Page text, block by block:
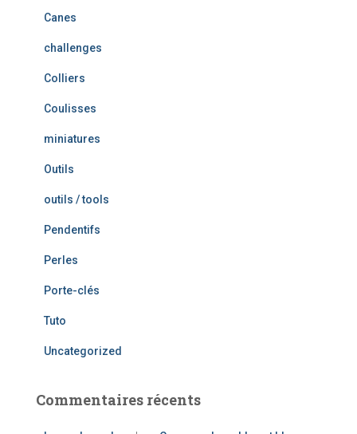
Canes
challenges
Colliers
Coulisses
miniatures
Outils
outils / tools
Pendentifs
Perles
Porte-clés
Tuto
Uncategorized
Commentaires récents